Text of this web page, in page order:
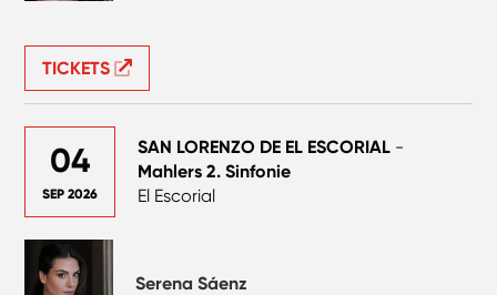
TICKETS
04
SEP 2026
SAN LORENZO DE EL ESCORIAL -
Mahlers 2. Sinfonie
El Escorial
Serena Sáenz